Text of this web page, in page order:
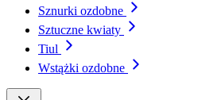
Sznurki ozdobne
Sztuczne kwiaty
Tiul
Wstążki ozdobne